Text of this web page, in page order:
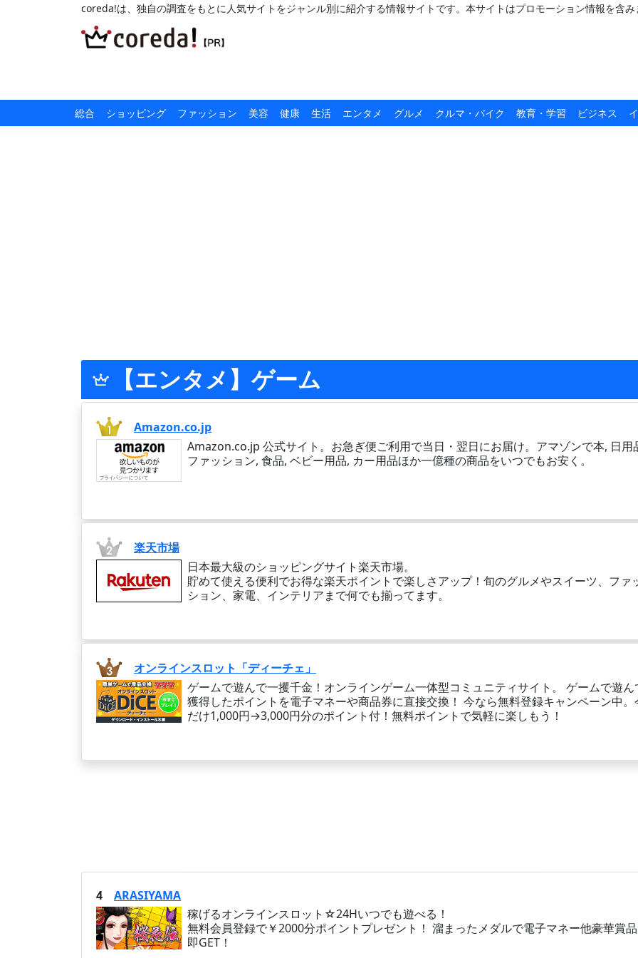
coreda!は、独自の調査をもとに人気サイトをジャンル別に紹介する情報サイトです。本サイトはプロモーション情報を含み
総合 ショッピング ファッション 美容 健康 生活 エンタメ グルメ クルマ・バイク 教育・学習 ビジネス
【エンタメ】ゲーム
Amazon.co.jp
Amazon.co.jp 公式サイト。お急ぎ便ご利用で当日・翌日にお届け。アマゾンで本, 日用
ファッション, 食品, ベビー用品, カー用品ほか一億種の商品をいつでもお安く。
楽天市場
日本最大級のショッピングサイト楽天市場。
貯めて使える便利でお得な楽天ポイントで楽しさアップ！旬のグルメやスイーツ、ファ
ション、家電、インテリアまで何でも揃ってます。
オンラインスロット「ディーチェ」
ゲームで遊んで一攫千金！オンラインゲーム一体型コミュニティサイト。 ゲームで遊ん
獲得したポイントを電子マネーや商品券に直接交換！ 今なら無料登録キャンペーン中。
だけ1,000円→3,000円分のポイント付！無料ポイントで気軽に楽しもう！
4
ARASIYAMA
稼げるオンラインスロット☆24Hいつでも遊べる！
無料会員登録で￥2000分ポイントプレゼント！ 溜まったメダルで電子マネー他豪華賞
即GET！